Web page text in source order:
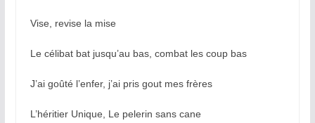
Vise, revise la mise
Le célibat bat jusqu’au bas, combat les coup bas
J’ai goûté l’enfer, j’ai pris gout mes frères
L’héritier Unique, Le pelerin sans cane